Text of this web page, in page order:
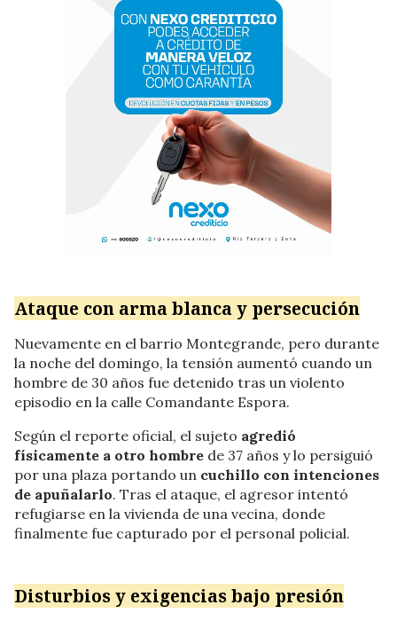
Ataque con arma blanca y persecución
Nuevamente en el barrio Montegrande, pero durante
la noche del domingo, la tensión aumentó cuando un
hombre de 30 años fue detenido tras un violento
episodio en la calle Comandante Espora.
Según el reporte oficial, el sujeto agredió
físicamente a otro hombre de 37 años y lo persiguió
por una plaza portando un cuchillo con intenciones
de apuñalarlo. Tras el ataque, el agresor intentó
refugiarse en la vivienda de una vecina, donde
finalmente fue capturado por el personal policial.
Disturbios y exigencias bajo presión